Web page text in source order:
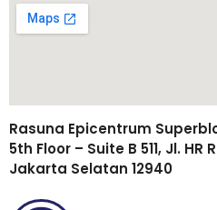
Rasuna Epicentrum
5th Floor – Suite B 511, Jl.
Jakarta Selatan 12940